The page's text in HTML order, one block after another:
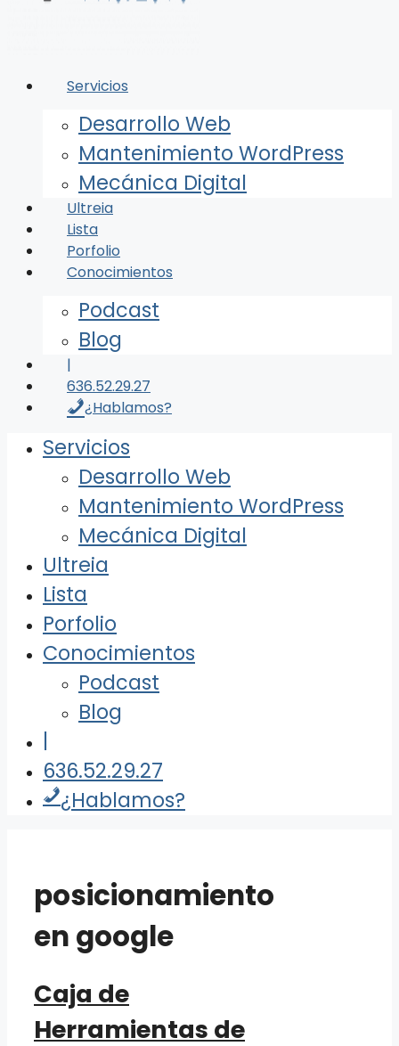
Servicios
Desarrollo Web
Mantenimiento WordPress
Mecánica Digital
Ultreia
Lista
Porfolio
Conocimientos
Podcast
Blog
|
636.52.29.27
¿Hablamos?
Servicios
Desarrollo Web
Mantenimiento WordPress
Mecánica Digital
Ultreia
Lista
Porfolio
Conocimientos
Podcast
Blog
|
636.52.29.27
¿Hablamos?
posicionamiento
en google
Caja de
Herramientas de